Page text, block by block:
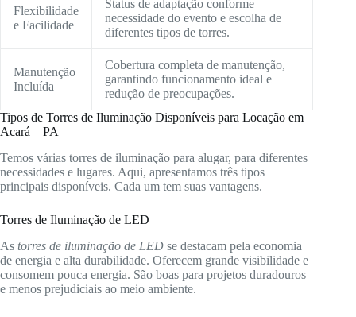
Flexibilidade
e Facilidade
Status de adaptação conforme
necessidade do evento e escolha de
diferentes tipos de torres.
Manutenção
Incluída
Cobertura completa de manutenção,
garantindo funcionamento ideal e
redução de preocupações.
Tipos de Torres de Iluminação Disponíveis para Locação em
Acará – PA
Temos várias torres de iluminação para alugar, para diferentes
necessidades e lugares. Aqui, apresentamos três tipos
principais disponíveis. Cada um tem suas vantagens.
Torres de Iluminação de LED
As torres de iluminação de LED se destacam pela economia
de energia e alta durabilidade. Oferecem grande visibilidade e
consomem pouca energia. São boas para projetos duradouros
e menos prejudiciais ao meio ambiente.